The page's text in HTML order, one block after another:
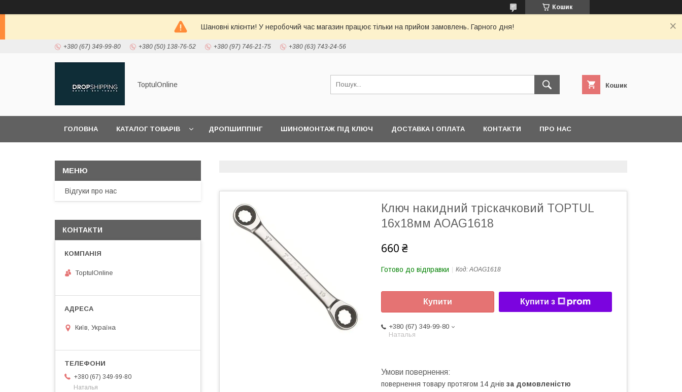
Кошик
Шановні клієнти! У неробочий час магазин працює тільки на прийом замовлень. Гарного дня!
+380 (67) 349-99-80 +380 (50) 138-76-52 +380 (97) 746-21-75 +380 (63) 743-24-56
ToptulOnline Кошик
ГОЛОВНА КАТАЛОГ ТОВАРІВ ДРОПШИППІНГ ШИНОМОНТАЖ ПІД КЛЮЧ ДОСТАВКА І ОПЛАТА КОНТАКТИ ПРО НАС
Ключ накидний тріскачковий TOPTUL
16х18мм AOAG1618
660 ₴
Готово до відправки Код:AOAG1618
Купити Купити з
+380 (67) 349-99-80
Наталья
повернення товару протягом 14 днів за домовленістю
Відгуки про нас
КОНТАКТИ
ToptulOnline
Київ, Україна
+380 (67) 349-99-80
Наталья